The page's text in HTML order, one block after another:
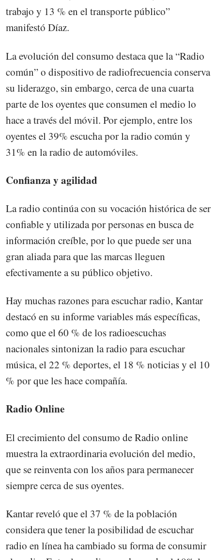
trabajo y 13 % en el transporte público”
manifestó Díaz.
La evolución del consumo destaca que la “Radio
común” o dispositivo de radiofrecuencia conserva
su liderazgo, sin embargo, cerca de una cuarta
parte de los oyentes que consumen el medio lo
hace a través del móvil. Por ejemplo, entre los
oyentes el 39% escucha por la radio común y
31% en la radio de automóviles.
Confianza y agilidad
La radio continúa con su vocación histórica de ser
confiable y utilizada por personas en busca de
información creíble, por lo que puede ser una
gran aliada para que las marcas lleguen
efectivamente a su público objetivo.
Hay muchas razones para escuchar radio, Kantar
destacó en su informe variables más específicas,
como que el 60 % de los radioescuchas
nacionales sintonizan la radio para escuchar
música, el 22 % deportes, el 18 % noticias y el 10
% por que les hace compañía.
Radio Online
El crecimiento del consumo de Radio online
muestra la extraordinaria evolución del medio,
que se reinventa con los años para permanecer
siempre cerca de sus oyentes.
Kantar reveló que el 37 % de la población
considera que tener la posibilidad de escuchar
radio en línea ha cambiado su forma de consumir